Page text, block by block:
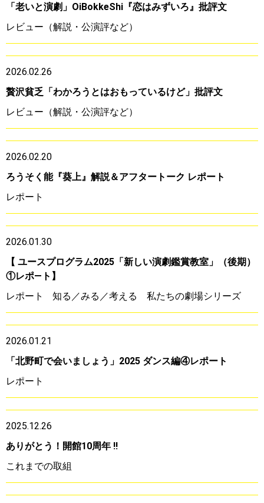
「老いと演劇」OiBokkeShi『恋はみずいろ』批評文
レビュー（解説・公演評など）
2026.02.26
贅沢貧乏「わかろうとはおもっているけど」批評文
レビュー（解説・公演評など）
2026.02.20
ろうそく能『葵上』解説＆アフタートーク レポート
レポート
2026.01.30
【 ユースプログラム2025「新しい演劇鑑賞教室」（後期）
①レポ―ト】
レポート
知る／みる／考える 私たちの劇場シリーズ
2026.01.21
「北野町で会いましょう」2025 ダンス編④レポート
レポート
2025.12.26
ありがとう！開館10周年 ‼
これまでの取組